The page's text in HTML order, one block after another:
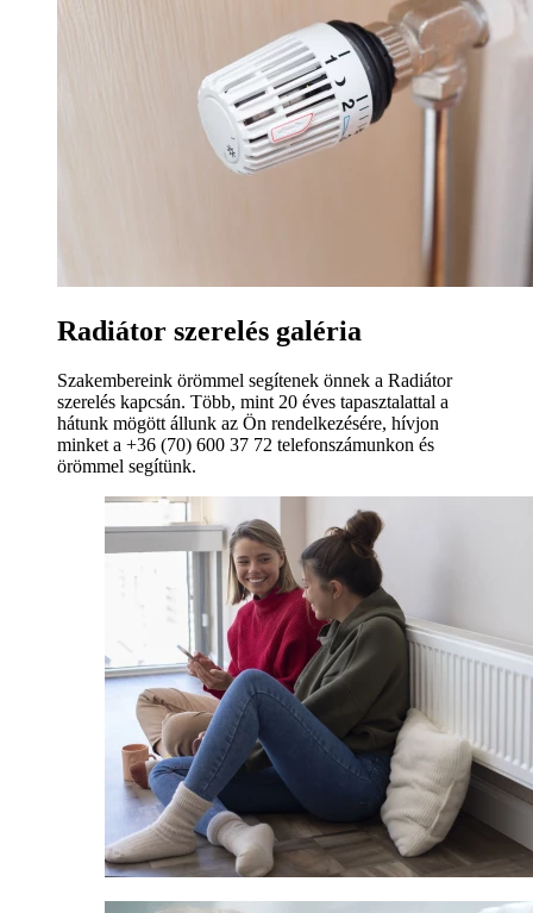
Radiátor szerelés galéria
Szakembereink örömmel segítenek önnek a Radiátor
szerelés kapcsán. Több, mint 20 éves tapasztalattal a
hátunk mögött állunk az Ön rendelkezésére, hívjon
minket a +36 (70) 600 37 72 telefonszámunkon és
örömmel segítünk.